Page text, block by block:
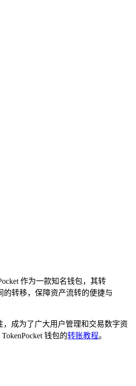
作为一款知名钱包，其转
转移，保障资产流转的便捷与
成为了广大用户管理和交易数字资
钱包的转账教程。